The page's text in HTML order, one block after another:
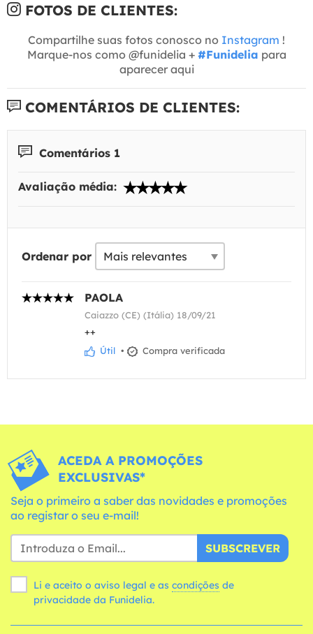
FOTOS DE CLIENTES:
Compartilhe suas fotos conosco no Instagram !
Marque-nos como @funidelia + #Funidelia para
aparecer aqui
COMENTÁRIOS DE CLIENTES:
Comentários 1
Avaliação média:
Ordenar por
PAOLA
Caiazzo (CE) (Itália) 18/09/21
++
Útil • Compra verificada
ACEDA A PROMOÇÕES
EXCLUSIVAS*
Seja o primeiro a saber das novidades e promoções
ao registar o seu e-mail!
SUBSCREVER
Li e aceito o aviso legal e as condições
privacidade da Funidelia.